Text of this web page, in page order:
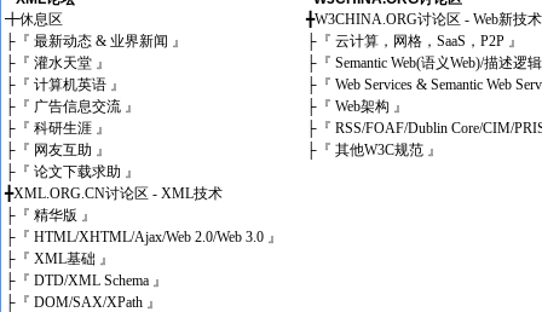
╋休息区
├ 『 最新动态 & 业界新闻 』
├ 『 灌水天堂 』
├ 『 计算机英语 』
├ 『 广告信息交流 』
├ 『 科研生涯 』
├ 『 网友互助 』
├ 『 论文下载求助 』
╋XML.ORG.CN讨论区 - XML技术
├ 『 精华版 』
├ 『 HTML/XHTML/Ajax/Web 2.0/Web 3.0 』
├ 『 XML基础 』
├ 『 DTD/XML Schema 』
├ 『 DOM/SAX/XPath 』
╋W3CHINA.ORG讨论区 - Web新技
├ 『 云计算，网格，SaaS，P2P 』
├ 『 Semantic Web(语义Web)/描述逻
├ 『 Web Services & Semantic Web
├ 『 Web架构 』
├ 『 RSS/FOAF/Dublin Core/CIM/
├ 『 其他W3C规范 』